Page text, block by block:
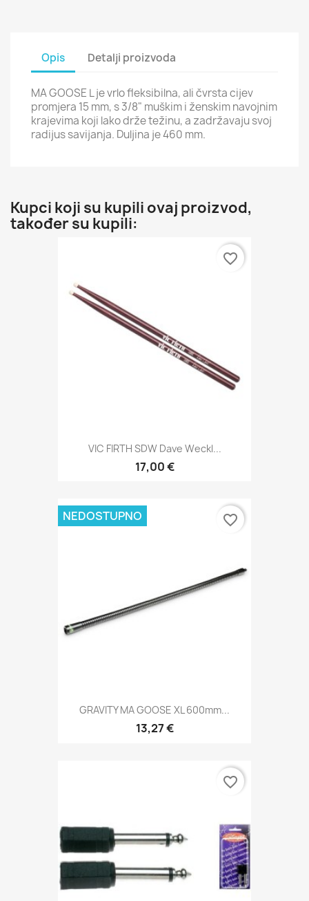
Opis Detalji proizvoda
MA GOOSE L je vrlo fleksibilna, ali čvrsta cijev
promjera 15 mm, s 3/8" muškim i ženskim navojnim
krajevima koji lako drže težinu, a zadržavaju svoj
radijus savijanja. Duljina je 460 mm.
Kupci koji su kupili ovaj proizvod,
također su kupili:
VIC FIRTH SDW Dave Weckl...
17,00 €
favorite_border
GRAVITY MA GOOSE XL 600mm...
13,27 €
NEDOSTUPNO favorite_border
favorite_border